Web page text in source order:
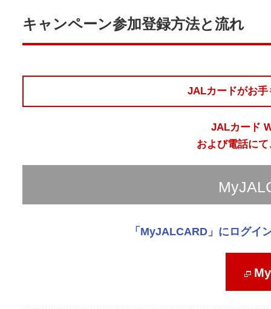
キャンペーン参加登録方法と流れ
JALカードがお手
JALカード
および電話にて
「MyJALCARD」にログイ